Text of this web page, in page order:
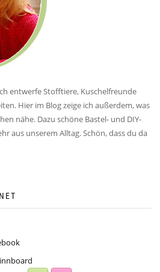
entwerfe Stofftiere, Kuschelfreunde
Hier im Blog zeige ich außerdem, was
nähe. Dazu schöne Bastel- und DIY-
aus unserem Alltag. Schön, dass du da